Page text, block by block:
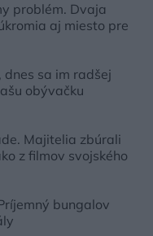
problém. Dvaja
aj miesto pre
sa im radšej
obývačku
Majitelia zbúrali
z filmov svojského
bungalov